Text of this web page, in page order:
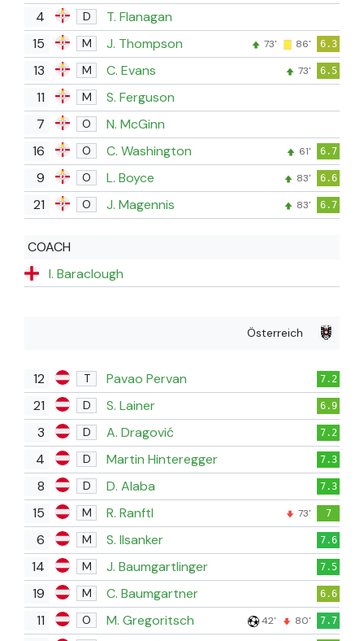
4
D
T. Flanagan
15
M J. Thompson 73' 86' 6.3
13 M C. Evans 73' 6.5
11 M
S. Ferguson
7
O
N. McGinn
16
O C. Washington 61' 6.7
9 O L. Boyce 83' 6.6
21 O J. Magennis 83' 6.7
COACH
I. Baraclough
Österreich
12 T Pavao Pervan 7.2
21 D S. Lainer 6.9
3 D A. Dragović 7.2
4 D Martin Hinteregger 7.3
8 D D. Alaba 7.3
15 M R. Ranftl 73' 7
6 M S. Ilsanker 7.6
14 M J. Baumgartlinger 7.5
19 M C. Baumgartner 6.6
11 O M. Gregoritsch 42' 80' 7.7